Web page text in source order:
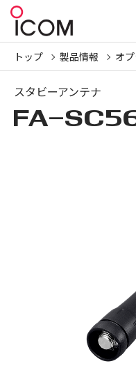
トップ 製品情報 オ
スタビーアンテナ
FA-